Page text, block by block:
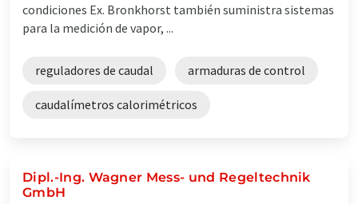
condiciones Ex. Bronkhorst también suministra sistemas
para la medición de vapor, ...
reguladores de caudal armaduras de control
caudalímetros calorimétricos
Dipl.-Ing. Wagner Mess- und Regeltechnik
GmbH